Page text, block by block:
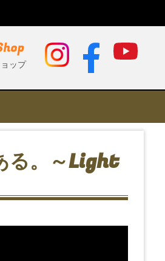
ップ
る。～Light